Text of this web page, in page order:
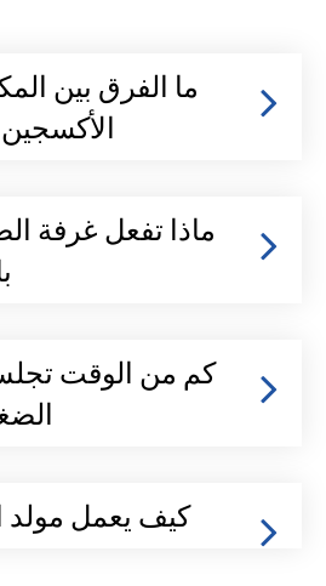
ما الفرق بين
ماذا تفعل غرفة
كم من الوقت
كيف يعمل مولد